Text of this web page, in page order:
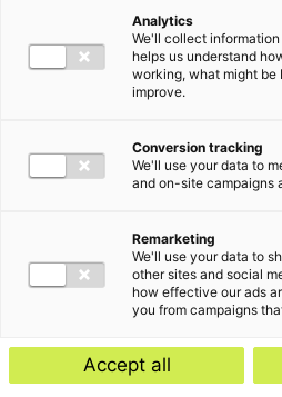
Analytics
We'll collect
helps us understand
working, what might be
improve.
Conversion tracking
We'll use your data to
and on-site campaigns
Remarketing
We'll use your data to
other sites and social
how effective our ads
you from campaigns
Accept all